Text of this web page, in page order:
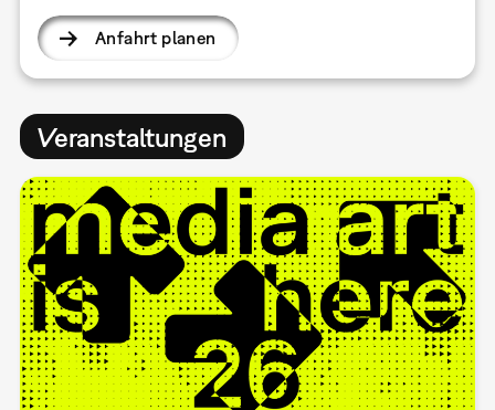
Anfahrt planen
Veranstaltungen